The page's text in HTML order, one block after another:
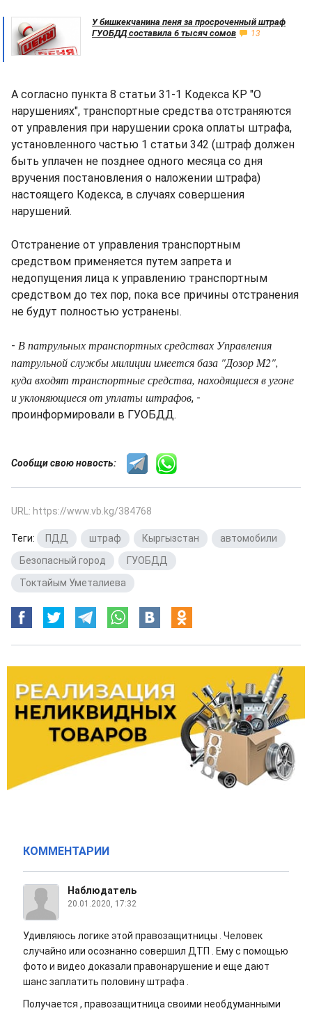
У бишкекчанина пеня за просроченный штраф
ГУОБДД составила 6 тысяч сомов
13
А согласно пункта 8 статьи 31-1 Кодекса КР "О
нарушениях", транспортные средства отстраняются
от управления при нарушении срока оплаты штрафа,
установленного частью 1 статьи 342 (штраф должен
быть уплачен не позднее одного месяца со дня
вручения постановления о наложении штрафа)
настоящего Кодекса, в случаях совершения
нарушений.
Отстранение от управления транспортным
средством применяется путем запрета и
недопущения лица к управлению транспортным
средством до тех пор, пока все причины отстранения
не будут полностью устранены.
- В патрульных транспортных средствах Управления
патрульной службы милиции имеется база "Дозор М2",
куда входят транспортные средства, находящиеся в угоне
и уклоняющиеся от уплаты штрафов, -
проинформировали в ГУОБДД.
Сообщи свою новость:
URL: https://www.vb.kg/384768
Теги: ПДД штраф Кыргызстан автомобили
Безопасный город
ГУОБДД
Токтайым Уметалиева
КОММЕНТАРИИ
Наблюдатель
20.01.2020, 17:32
Удивляюсь логике этой правозащитницы . Человек
случайно или осознанно совершил ДТП . Ему с помощью
фото и видео доказали правонарушение и еще дают
шанс заплатить половину штрафа .
Получается , правозащитница своими необдуманными